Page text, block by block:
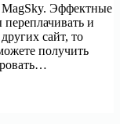
Эффектные
и
сайт, то
получить